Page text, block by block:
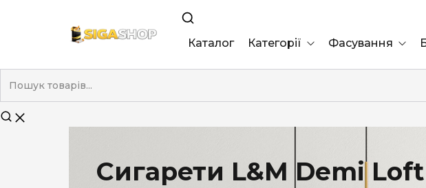
Каталог Категорії
Nano
Фасування
Сигарети L&M Demi